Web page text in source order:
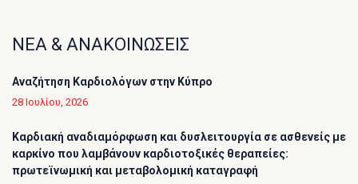
ΝΕΑ & ΑΝΑΚΟΙΝΩΣΕΙΣ
Αναζήτηση Καρδιολόγων στην Κύπρο
28 Ιουλίου, 2026
Καρδιακή αναδιαμόρφωση και δυσλειτουργία σε ασθενείς με
καρκίνο που λαμβάνουν καρδιοτοξικές θεραπείες:
πρωτεϊνωμική και μεταβολομική καταγραφή